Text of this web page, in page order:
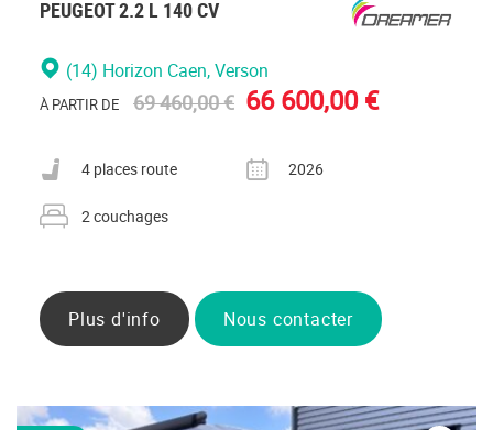
PEUGEOT 2.2 L 140 CV
(14) Horizon Caen, Verson
À PARTIR DE 69 460,00 € 66 600,00 €
Nombre de places carte grise
4 places route
Année
2026
Nombre de couchages
2 couchages
Plus d'info Nous contacter